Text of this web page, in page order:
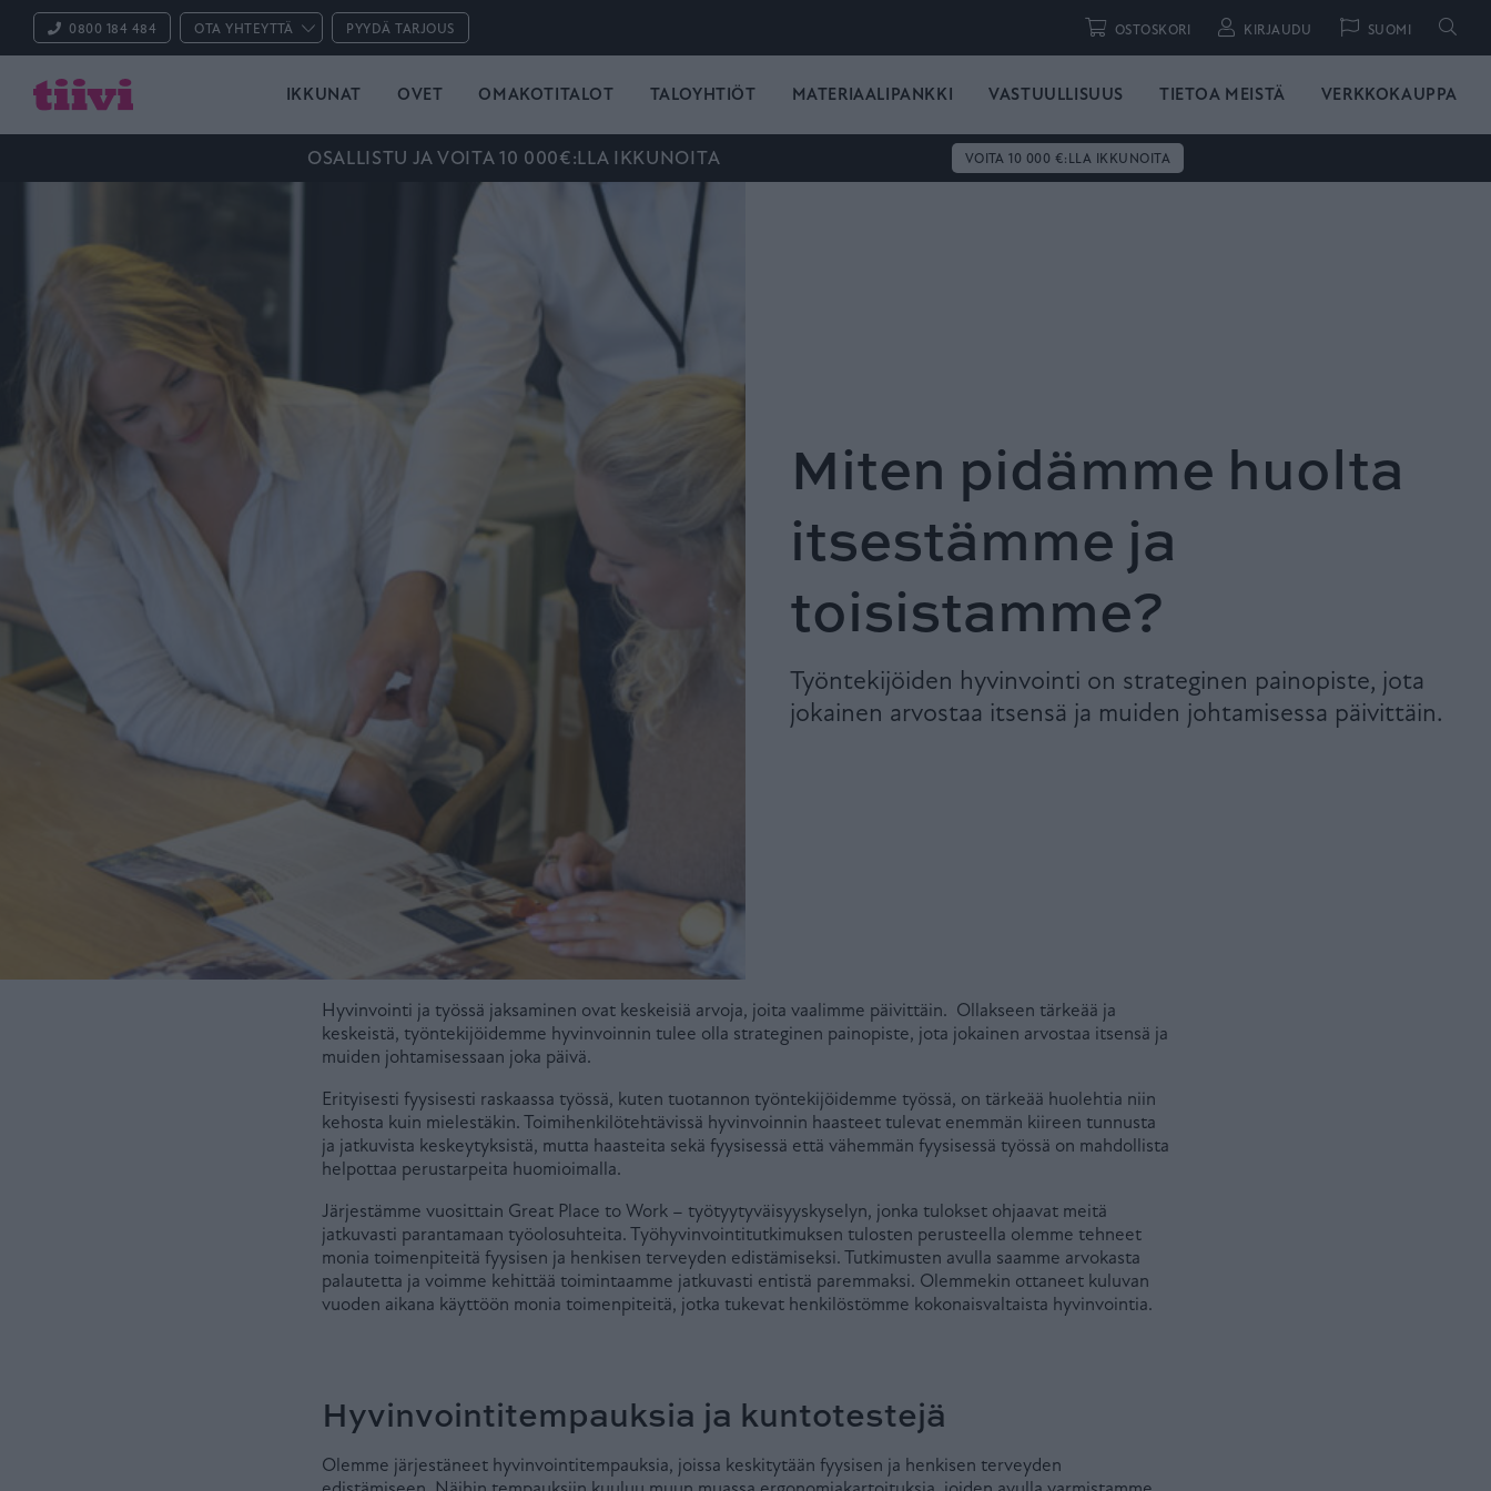
0800 184 484 OTA YHTEYTTÄ PYYDÄ TARJOUS OSTOSKORI KIRJAUDU SUOMI Hae
IKKUNAT OVET OMAKOTITALOT TALOYHTIÖT MATERIAALIPANKKI VASTUULLISUUS TIETOA MEISTÄ VERKKOKAUPPA
OSALLISTU JA VOITA 10 000€:LLA IKKUNOITA VOITA 10 000 €:LLA IKKUNOITA
Miten pidämme huolta
itsestämme ja
toisistamme?
Työntekijöiden hyvinvointi on strateginen painopiste, jota
jokainen arvostaa itsensä ja muiden johtamisessa päivittäin.
Hyvinvointi ja työssä jaksaminen ovat keskeisiä arvoja, joita vaalimme päivittäin. Ollakseen tärkeää ja
keskeistä, työntekijöidemme hyvinvoinnin tulee olla strateginen painopiste, jota jokainen arvostaa itsensä ja
muiden johtamisessaan joka päivä.
Erityisesti fyysisesti raskaassa työssä, kuten tuotannon työntekijöidemme työssä, on tärkeää huolehtia niin
kehosta kuin mielestäkin. Toimihenkilötehtävissä hyvinvoinnin haasteet tulevat enemmän kiireen tunnusta
ja jatkuvista keskeytyksistä, mutta haasteita sekä fyysisessä että vähemmän fyysisessä työssä on mahdollista
helpottaa perustarpeita huomioimalla.
Järjestämme vuosittain Great Place to Work – työtyytyväisyyskyselyn, jonka tulokset ohjaavat meitä
jatkuvasti parantamaan työolosuhteita. Työhyvinvointitutkimuksen tulosten perusteella olemme tehneet
monia toimenpiteitä fyysisen ja henkisen terveyden edistämiseksi. Tutkimusten avulla saamme arvokasta
palautetta ja voimme kehittää toimintaamme jatkuvasti entistä paremmaksi. Olemmekin ottaneet kuluvan
vuoden aikana käyttöön monia toimenpiteitä, jotka tukevat henkilöstömme kokonaisvaltaista hyvinvointia.
Hyvinvointitempauksia ja kuntotestejä
Olemme järjestäneet hyvinvointitempauksia, joissa keskitytään fyysisen ja henkisen terveyden